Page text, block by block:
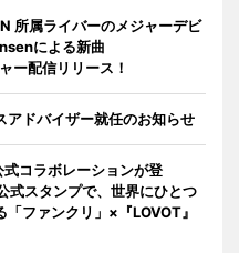
所属ライバーのメジャーデビ
による新曲
ー配信リリース！
アドバイザー就任のお知らせ
コラボレーションが登
式スタンプで、世界にひとつ
ファンクリ」×『LOVOT』